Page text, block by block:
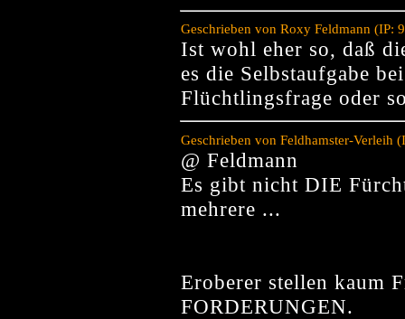
Geschrieben von Roxy Feldmann (IP:
Ist wohl eher so, daß
es die Selbstaufgabe
Flüchtlingsfrage oder
Geschrieben von Feldhamster-Verleih
@ Feldmann
Es gibt nicht DIE
mehrere ...
Eroberer stellen kaum
FORDERUNGEN.